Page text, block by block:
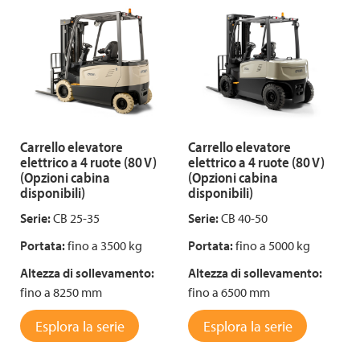
Carrello elevatore
elettrico a 4 ruote (80 V)
(Opzioni cabina
disponibili)
Serie:CB 25-35
Portata:fino a 3500 kg
Altezza di sollevamento:
fino a 8250 mm
Esplora la serie
Carrello elevatore
elettrico a 4 ruote (80 V)
(Opzioni cabina
disponibili)
Serie:CB 40-50
Portata:fino a 5000 kg
Altezza di sollevamento:
fino a 6500 mm
Esplora la serie